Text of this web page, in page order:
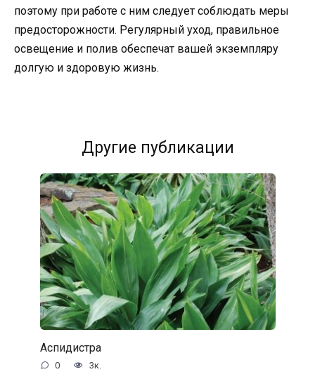
поэтому при работе с ним следует соблюдать меры
предосторожности. Регулярный уход, правильное
освещение и полив обеспечат вашей экземпляру
долгую и здоровую жизнь.
Другие публикации
Аспидистра
0 3к.